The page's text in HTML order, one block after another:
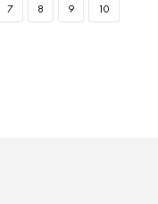
7 8 9 10